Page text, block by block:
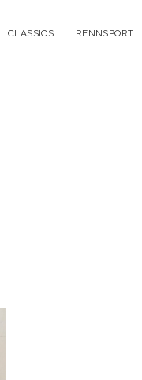
CLASSICS RENNSPORT